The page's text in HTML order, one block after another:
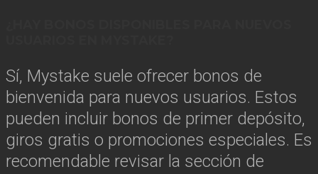
Sí, Mystake suele ofrecer bonos de
bienvenida para nuevos usuarios. Estos
pueden incluir bonos de primer depósito,
giros gratis o promociones especiales. Es
recomendable revisar la sección de